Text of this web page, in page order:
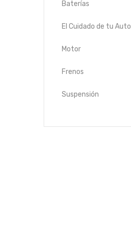
Baterías
El Cuidado de tu Auto
Motor
Frenos
Suspensión